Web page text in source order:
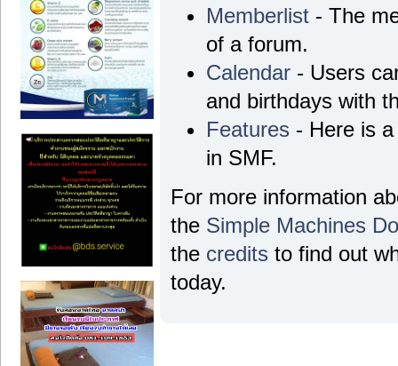
Memberlist - The
of a forum.
Calendar - Users
and birthdays with
Features - Here is
in SMF.
For more information
the Simple Machines
the credits to find out
today.